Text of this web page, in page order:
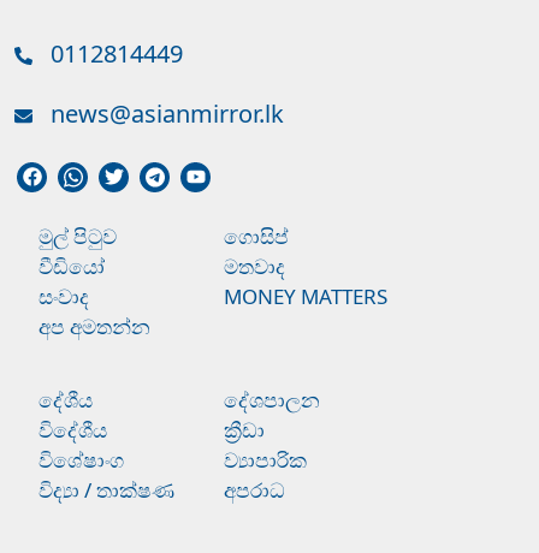
0112814449
news@asianmirror.lk
මුල් පිටුව
ගොසිප්
වීඩියෝ
මතවාද
සංවාද
MONEY MATTERS
අප අමතන්න
දේශීය
දේශපාලන
විදේශීය
ක්‍රීඩා
විශේෂාංග
ව්‍යාපාරික
විද්‍යා / තාක්ෂණ
අපරාධ